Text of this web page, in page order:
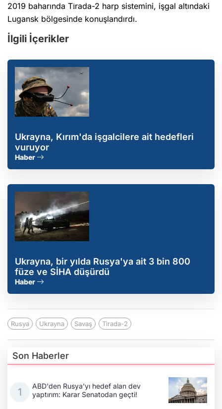
2019 baharında Tіrada-2 harp sistemini, işgal altındaki
Lugansk bölgesinde konuşlandırdı.
İlgili İçerikler
Ukrayna, Kırım'da işgalcilere ait hedefleri
vuruyor
Haber
Ukrayna, bir yılda Rusya'ya ait 3 bin 800
füze ve SİHA düşürdü
Haber
Rusya Ukrayna Savaş Tirada-2
Son Haberler
ABD'den Rusya'yı hedef alan dev
yaptırım: Karar Senatodan geçti!